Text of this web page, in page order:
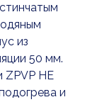
из
50 мм.
ZPVP HE
и